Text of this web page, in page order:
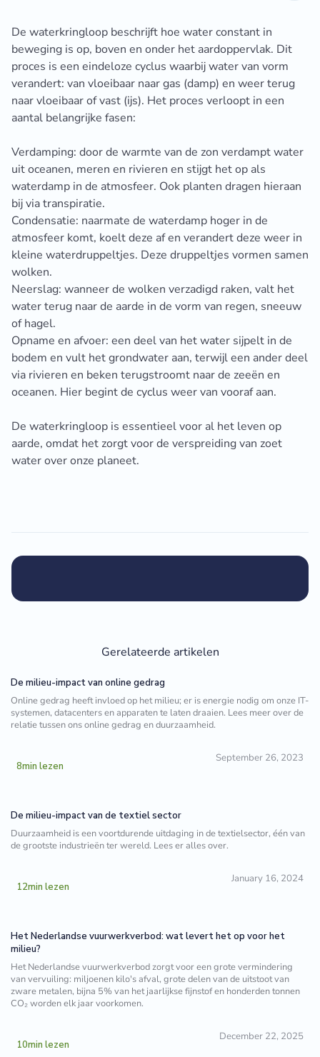
De waterkringloop beschrijft hoe water constant in
beweging is op, boven en onder het aardoppervlak. Dit
proces is een eindeloze cyclus waarbij water van vorm
verandert: van vloeibaar naar gas (damp) en weer terug
naar vloeibaar of vast (ijs). Het proces verloopt in een
aantal belangrijke fasen:
Verdamping: door de warmte van de zon verdampt water
uit oceanen, meren en rivieren en stijgt het op als
waterdamp in de atmosfeer. Ook planten dragen hieraan
bij via transpiratie.
Condensatie: naarmate de waterdamp hoger in de
atmosfeer komt, koelt deze af en verandert deze weer in
kleine waterdruppeltjes. Deze druppeltjes vormen samen
wolken.
Neerslag: wanneer de wolken verzadigd raken, valt het
water terug naar de aarde in de vorm van regen, sneeuw
of hagel.
Opname en afvoer: een deel van het water sijpelt in de
bodem en vult het grondwater aan, terwijl een ander deel
via rivieren en beken terugstroomt naar de zeeën en
oceanen. Hier begint de cyclus weer van vooraf aan.
De waterkringloop is essentieel voor al het leven op
aarde, omdat het zorgt voor de verspreiding van zoet
water over onze planeet.
Gerelateerde artikelen
De milieu-impact van online gedrag
Online gedrag heeft invloed op het milieu; er is energie nodig om onze IT-
systemen, datacenters en apparaten te laten draaien. Lees meer over de
relatie tussen ons online gedrag en duurzaamheid.
8min lezen
September 26, 2023
De milieu-impact van de textiel sector
Duurzaamheid is een voortdurende uitdaging in de textielsector, één van
de grootste industrieën ter wereld. Lees er alles over.
12min lezen
January 16, 2024
Het Nederlandse vuurwerkverbod: wat levert het op voor het
milieu?
Het Nederlandse vuurwerkverbod zorgt voor een grote vermindering
van vervuiling: miljoenen kilo's afval, grote delen van de uitstoot van
zware metalen, bijna 5% van het jaarlijkse fijnstof en honderden tonnen
CO₂ worden elk jaar voorkomen.
10min lezen
December 22, 2025